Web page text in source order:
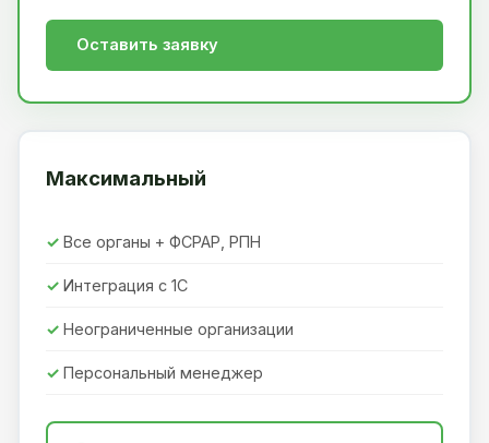
Оставить заявку
Максимальный
Все органы + ФСРАР, РПН
Интеграция с 1С
Неограниченные организации
Персональный менеджер